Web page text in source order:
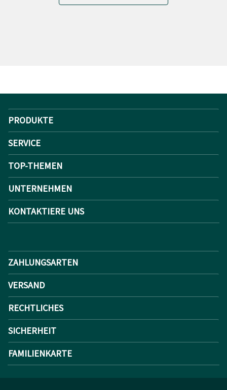
PRODUKTE
SERVICE
TOP-THEMEN
UNTERNEHMEN
KONTAKTIERE UNS
ZAHLUNGSARTEN
VERSAND
RECHTLICHES
SICHERHEIT
FAMILIENKARTE